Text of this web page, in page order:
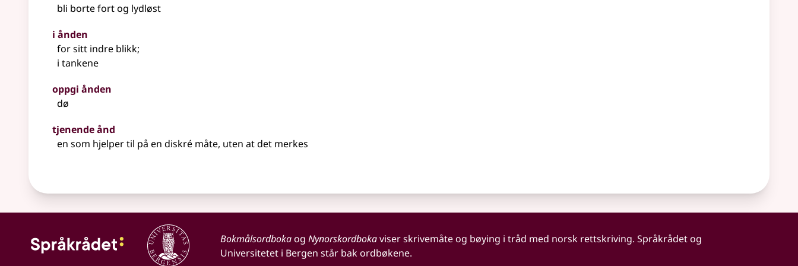
bli borte fort og lydløst
i ånden
for sitt indre blikk;
i tankene
oppgi ånden
dø
tjenende ånd
en som hjelper til på en diskré måte, uten at det merkes
Bokmålsordbokaog Nynorskordbokaviser skrivemåte og bøying i tråd med norsk rettskriving. Språkrådet og
Universitetet i Bergen står bak ordbøkene.